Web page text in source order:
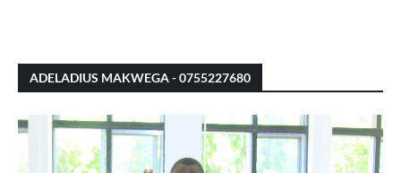
ADELADIUS MAKWEGA - 0755227680